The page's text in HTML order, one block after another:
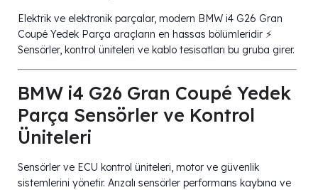
Elektrik ve elektronik parçalar, modern BMW i4 G26 Gran
Coupé Yedek Parça araçların en hassas bölümleridir ⚡
Sensörler, kontrol üniteleri ve kablo tesisatları bu gruba girer.
BMW i4 G26 Gran Coupé Yedek
Parça Sensörler ve Kontrol
Üniteleri
Sensörler ve ECU kontrol üniteleri, motor ve güvenlik
sistemlerini yönetir. Arızalı sensörler performans kaybına ve